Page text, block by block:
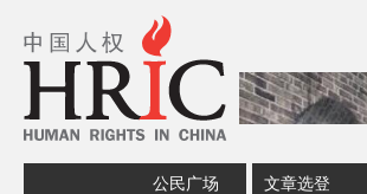
公民广场 文章选登